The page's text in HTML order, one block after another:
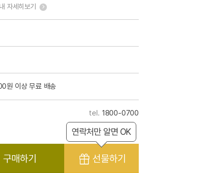
자세히보기
원 이상 무료 배송
1800-0700
구매하기 선물하기
연락처만 알면 OK